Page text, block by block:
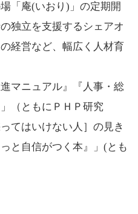
「庵(いおり)」の定期開
独立を支援するシェアオ
経営など、幅広く人材育
マニュアル』『人事・総
（ともにＰＨＰ研究
てはいけない人］の見き
と自信がつく本』」(とも